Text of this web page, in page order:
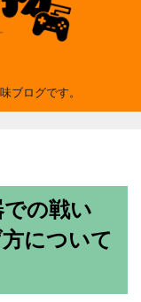
ブログです。
での戦い
について